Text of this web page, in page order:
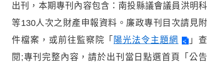
出刊，本期專刊內容包含：南投縣議會議員洪明科
等130人次之財產申報資料。廉政專刊目次請見附
件檔案，或前往監察院「 陽光法令主題網
」查
閱;專刊完整內容，請於出刊當日點選首頁「公告